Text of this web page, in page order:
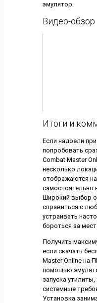
эмулятор.
Видео-обзор
Итоги и
Если надоели
попробовать
Combat Master
несколько
отображаются
самостоятельно
Широкий выбор
справиться с
устраивать
бороться за
Получить
если скачать
Master Online на
помощью
запуска
системные
Установка